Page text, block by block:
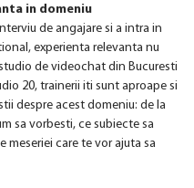
in domeniu
de angajare si a intra in
experienta relevanta nu
de videochat din Bucuresti
20, trainerii iti sunt aproape si
despre acest domeniu: de la
sa vorbesti, ce subiecte sa
meseriei care te vor ajuta sa